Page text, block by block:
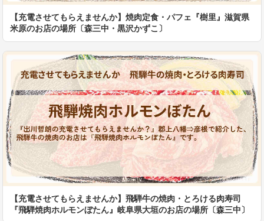
【充電させてもらえませんか】焼肉定食・パフェ『樹里』滋賀県
米原のお店の場所〔森三中・黒沢かずこ〕
【充電させてもらえませんか】飛騨牛の焼肉・とろける肉寿司
『飛騨焼肉ホルモンぼたん』岐阜県大垣のお店の場所〔森三中〕